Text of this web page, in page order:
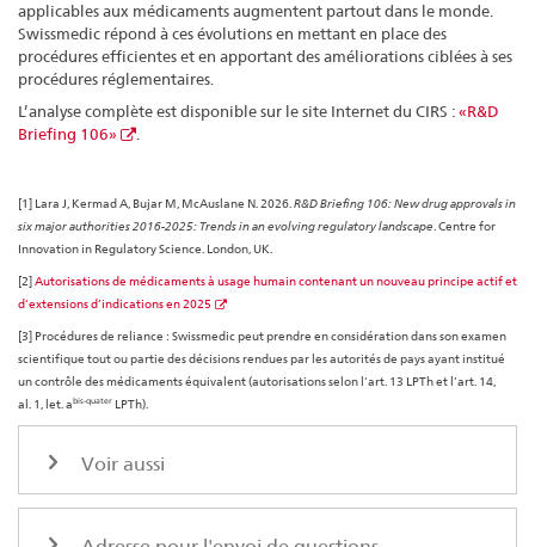
applicables aux médicaments augmentent partout dans le monde.
Swissmedic répond à ces évolutions en mettant en place des
procédures efficientes et en apportant des améliorations ciblées à ses
procédures réglementaires.
L’analyse complète est disponible sur le site Internet du CIRS :«R&D
Briefing 106»
.
[1] Lara J, Kermad A, Bujar M, McAuslane N. 2026. R&D Briefing 106: New drug approvals in
six major authorities 2016-2025: Trends in an evolving regulatory landscape . Centre for
Innovation in Regulatory Science. London, UK.
[2]Autorisations de médicaments à usage humain contenant un nouveau principe actif et
d’extensions d’indications en 2025
[3] Procédures de reliance : Swissmedic peut prendre en considération dans son examen
scientifique tout ou partie des décisions rendues par les autorités de pays ayant institué
un contrôle des médicaments équivalent (autorisations selon l’art. 13 LPTh et l’art. 14,
al. 1, let. abis-quater LPTh).
Voir aussi